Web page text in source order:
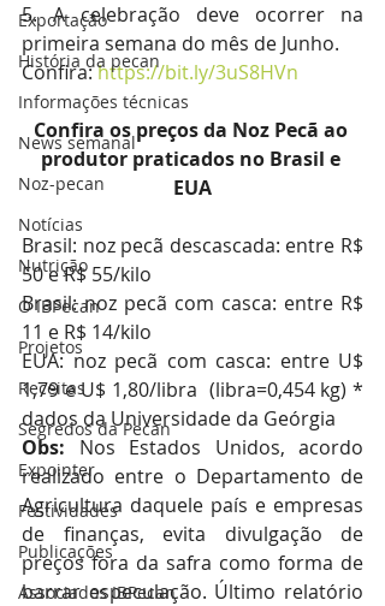
Exportação
História da pecan
Informações técnicas
News semanal
Noz-pecan
Notícias
Nutrição
O IBPecan
Projetos
Receitas
Segredos da Pecan
Expointer
Festividades
Publicações
Associados IBPecan
5. A celebração deve ocorrer na
primeira semana do mês de Junho.
Confira: https://bit.ly/3uS8HVn
Confira os preços da Noz Pecã ao
produtor praticados no Brasil e
EUA
Brasil: noz pecã descascada: entre R$
50 e R$ 55/kilo
Brasil: noz pecã com casca: entre R$
11 e R$ 14/kilo
EUA: noz pecã com casca: entre U$
1,79 e U$ 1,80/libra  (libra=0,454 kg) *
dados da Universidade da Geórgia
Obs: Nos Estados Unidos, acordo
realizado entre o Departamento de
Agricultura daquele país e empresas
de finanças, evita divulgação de
preços fora da safra como forma de
barrar especulação. Último relatório